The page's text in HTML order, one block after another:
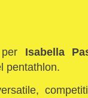
Isabella
pentathlon.